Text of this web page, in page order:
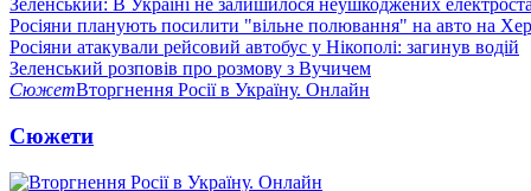
Зеленський: В Україні не залишилося неушкоджених
Росіяни планують посилити "вільне полювання" на авто на
Росіяни атакували рейсовий автобус у Нікополі: загинув водій
Зеленський розповів про розмову з Вучичем
СюжетВторгнення Росії в Україну. Онлайн
Сюжети